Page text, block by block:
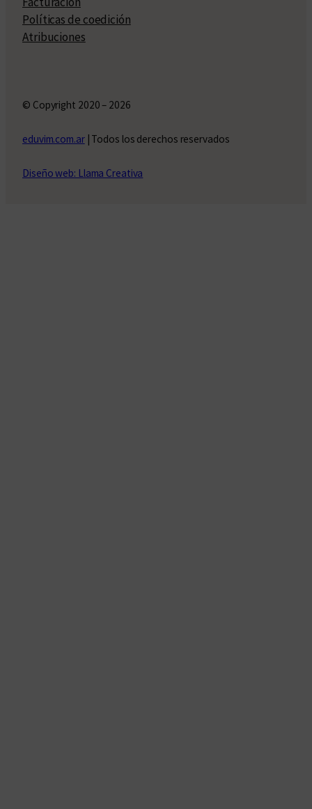
Políticas de coedición
Atribuciones
© Copyright 2020 – 2026
eduvim.com.ar| Todos los derechos reservados
Diseño web: Llama Creativa